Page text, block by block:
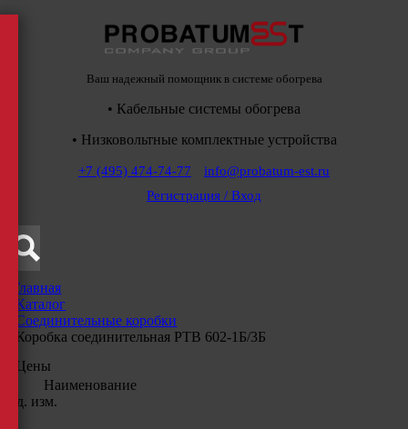
Ваш надежный помощник в системе обогрева
• Кабельные системы обогрева
• Низковольтные комплектные устройства
+7 (495) 474-74-77
info@probatum-est.ru
Регистрация / Вход
Главная
Каталог
Соединительные коробки
Коробка соединительная РТВ 602-1Б/3Б
Цены
Наименование
Ед. изм.